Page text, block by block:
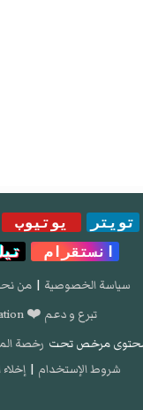
تويتر يوتيوب
انستقرام
سياسة الخصوصية | من
تبرع و دعم ❤️ donation
مرخص تحت رخصة
شروط الإستخدام |